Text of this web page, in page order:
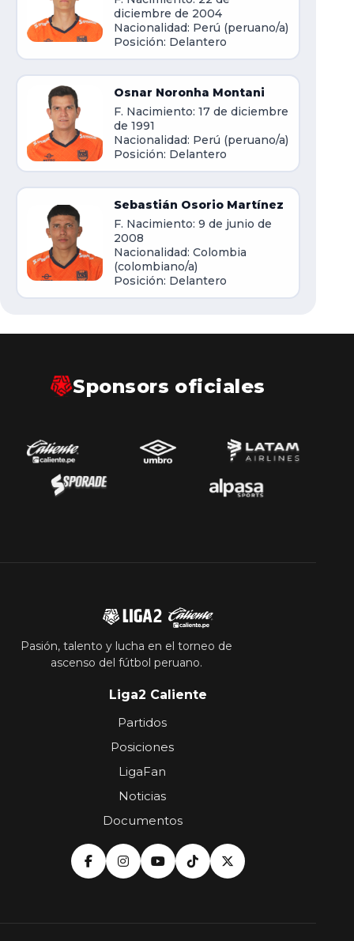
diciembre de 2004
Nacionalidad: Perú (peruano/a)
Posición: Delantero
Osnar Noronha Montani
F. Nacimiento: 17 de diciembre
de 1991
Nacionalidad: Perú (peruano/a)
Posición: Delantero
Sebastián Osorio Martínez
F. Nacimiento: 9 de junio de
2008
Nacionalidad: Colombia
(colombiano/a)
Posición: Delantero
Sponsors oficiales
Pasión, talento y lucha en el torneo de
ascenso del fútbol peruano.
Liga2 Caliente
Partidos
Posiciones
LigaFan
Noticias
Documentos